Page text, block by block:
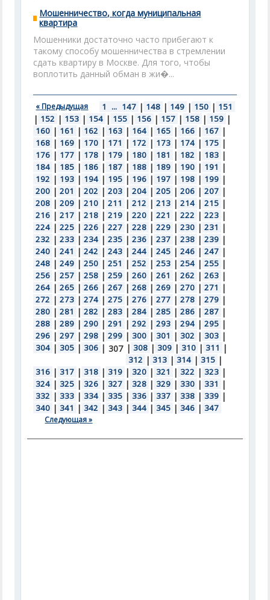
Мошенничество, когда муниципальная
квартира
Мошенники достаточно часто прибегают к
такому способу мошенничества в стремлении
сдать квартиру в Москве. Для того, чтобы
воплотить данный обман в жи�...
« Предыдущая 1 ... 147 | 148 | 149 | 150 | 151
| 152 | 153 | 154 | 155 | 156 | 157 | 158 | 159 |
160 | 161 | 162 | 163 | 164 | 165 | 166 | 167 |
168 | 169 | 170 | 171 | 172 | 173 | 174 | 175 |
176 | 177 | 178 | 179 | 180 | 181 | 182 | 183 |
184 | 185 | 186 | 187 | 188 | 189 | 190 | 191 |
192 | 193 | 194 | 195 | 196 | 197 | 198 | 199 |
200 | 201 | 202 | 203 | 204 | 205 | 206 | 207 |
208 | 209 | 210 | 211 | 212 | 213 | 214 | 215 |
216 | 217 | 218 | 219 | 220 | 221 | 222 | 223 |
224 | 225 | 226 | 227 | 228 | 229 | 230 | 231 |
232 | 233 | 234 | 235 | 236 | 237 | 238 | 239 |
240 | 241 | 242 | 243 | 244 | 245 | 246 | 247 |
248 | 249 | 250 | 251 | 252 | 253 | 254 | 255 |
256 | 257 | 258 | 259 | 260 | 261 | 262 | 263 |
264 | 265 | 266 | 267 | 268 | 269 | 270 | 271 |
272 | 273 | 274 | 275 | 276 | 277 | 278 | 279 |
280 | 281 | 282 | 283 | 284 | 285 | 286 | 287 |
288 | 289 | 290 | 291 | 292 | 293 | 294 | 295 |
296 | 297 | 298 | 299 | 300 | 301 | 302 | 303 |
304 | 305 | 306 | 307 | 308 | 309 | 310 | 311 |
312 | 313 | 314 | 315 |
316 | 317 | 318 | 319 | 320 | 321 | 322 | 323 |
324 | 325 | 326 | 327 | 328 | 329 | 330 | 331 |
332 | 333 | 334 | 335 | 336 | 337 | 338 | 339 |
340 | 341 | 342 | 343 | 344 | 345 | 346 | 347
Следующая »